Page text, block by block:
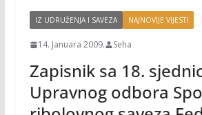
IZ UDRUŽENJA I SAVEZA NAJNOVIJE VIJESTI
14. Januara 2009. Seha
Zapisnik sa 18.
Upravnog odbora